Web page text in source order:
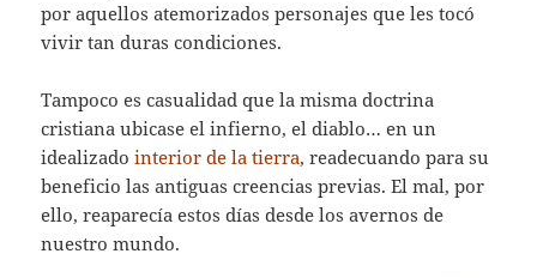
por aquellos atemorizados personajes que les tocó
vivir tan duras condiciones.
Tampoco es casualidad que la misma doctrina
cristiana ubicase el infierno, el diablo… en un
idealizadointerior de la tierra, readecuando para su
beneficio las antiguas creencias previas. El mal, por
ello, reaparecía estos días desde los avernos de
nuestro mundo.